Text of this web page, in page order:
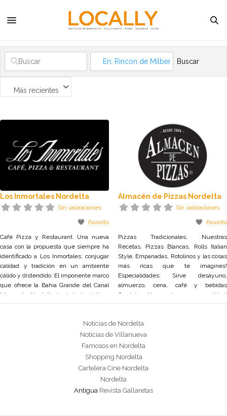
Buscar
Más recientes
Los Inmortales Nordelta
Sin valoraciones
Favorito
Café Pizza y Restaurant. Una nueva
casa con la propuesta que siempre ha
identificado a Los Inmortales: conjugar
calidad y tradición en un ambiente
cálido y distendido. El imponente marco
que ofrece la Bahía Grande del Canal
Mayor de Nordelta hará de la visita a
esta sucursal una experiencia muy
Almacén de Pizzas Nordelta
Sin valoraciones
Favorito
Pizzas Tradicionales, Nuestras
Recetas, Pizzas Blancas, Rolls Italian
Style, Empanadas, Rotolinos y las cosas
más ricas que te imagines!
Especialidades: Sirve desayuno,
almuerzo, cena, café y bebidas
Servicios: No requiere reservas, Ideal
para grupos, Para llevar, Envío a
Terraza o mesas al aire libre.
Noticias de Nordelta
Noticias de Villanueva
Famosos en Nordelta
Shopping Nordelta
Cartelera Cine Nordelta
Nordelta
Antigua Revista Gallaretas